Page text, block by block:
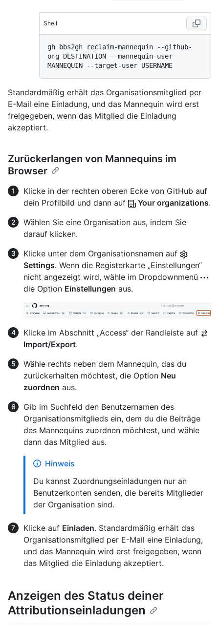
Shell
gh bbs2gh reclaim-mannequin --github-
org DESTINATION --mannequin-user
Standardmäßig erhält das Organisationsmitglied per
E-Mail eine Einladung, und das Mannequin wird erst
freigegeben, wenn das Mitglied die Einladung
akzeptiert.
Zurückerlangen von Mannequins im
Browser
Klicke in der rechten oberen Ecke von GitHub auf
dein Profilbild und dann auf
Your organizations.
Wählen Sie eine Organisation aus, indem Sie
darauf klicken.
Klicke unter dem Organisationsnamen auf
Settings. Wenn die Registerkarte „Einstellungen“
nicht angezeigt wird, wähle im Dropdownmenü
die Option Einstellungen aus.
Klicke im Abschnitt „Access“ der Randleiste auf
Import/Export.
Wähle rechts neben dem Mannequin, das du
zurückerhalten möchtest, die Option Neu
zuordnen aus.
Gib im Suchfeld den Benutzernamen des
Organisationsmitglieds ein, dem du die Beiträge
des Mannequins zuordnen möchtest, und wähle
dann das Mitglied aus.
Hinweis
Du kannst Zuordnungseinladungen nur an
Benutzerkonten senden, die bereits Mitglieder
der Organisation sind.
Klicke auf Einladen. Standardmäßig erhält das
Organisationsmitglied per E-Mail eine Einladung,
und das Mannequin wird erst freigegeben, wenn
das Mitglied die Einladung akzeptiert.
Anzeigen des Status deiner
Attributionseinladungen